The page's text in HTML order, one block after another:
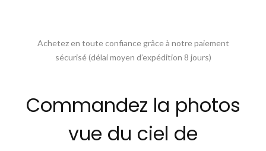
Achetez en toute confiance grâce à notre paiement
sécurisé (délai moyen d’expédition 8 jours)
Commandez la photos
vue du ciel de